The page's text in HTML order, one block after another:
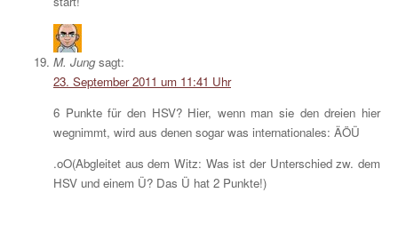
M. Jung sagt:
23. September 2011 um 11:41 Uhr
6 Punkte für den HSV? Hier, wenn man sie den dreien hier
wegnimmt, wird aus denen sogar was internationales: ÄÖÜ
.oO(Abgleitet aus dem Witz: Was ist der Unterschied zw. dem
HSV und einem Ü? Das Ü hat 2 Punkte!)